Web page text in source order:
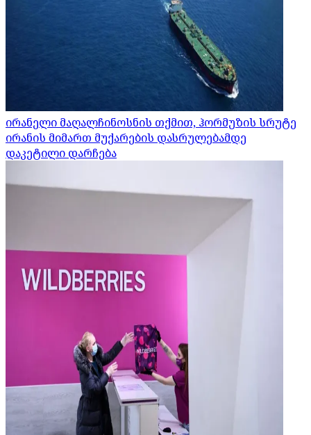
ირანელი მაღალჩინოსნის თქმით, ჰორმუზის სრუტე
ირანის მიმართ მუქარების დასრულებამდე
დაკეტილი დარჩება